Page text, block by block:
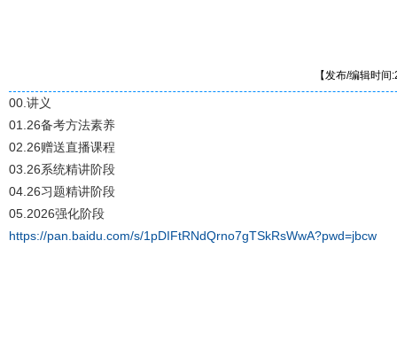
【发布/编辑时
00.讲义
01.26备考方法素养
02.26赠送直播课程
03.26系统精讲阶段
04.26习题精讲阶段
05.2026强化阶段
https://pan.baidu.com/s/1pDIFtRNdQrno7gTSkRsWwA?pwd=jbcw